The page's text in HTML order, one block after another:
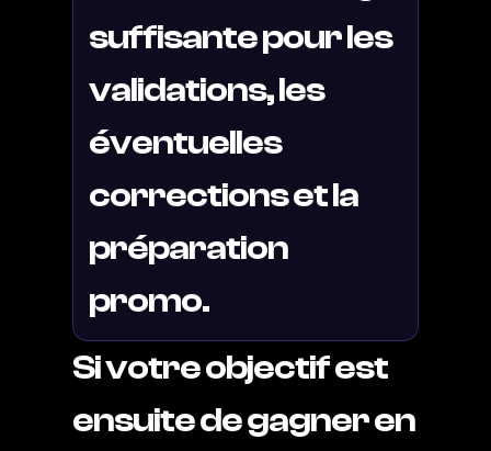
suffisante pour les
validations, les
éventuelles
corrections et la
préparation
promo.
Si votre objectif est
ensuite de gagner en